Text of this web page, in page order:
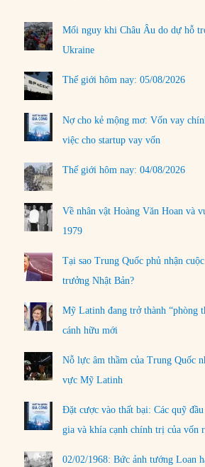
Mối nguy khi Châu Âu do dự hỗ
Ukraine
Thế giới hôm nay: 05/08/2026
Nợ cho kẻ mộng mơ: Vốn vay
việc cho startup vay vốn
Thế giới hôm nay: 04/08/2026
Về nhân vật Hoàng Văn Hoan và
1979
Tại sao Trung Quốc phủ nhận
trưởng Nhật Bản?
Mỹ Latinh đang trở thành “phòng
cánh hữu mới
Nỗ lực âm thầm của Trung Quốc
vực Mỹ Latinh
Đặt cược vào thất bại: Các quỹ
gia và khía cạnh chính trị của vốn
02/02/1968: Bức ảnh tướng Loan